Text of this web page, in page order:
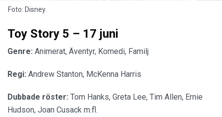
Foto: Disney.
Toy Story 5 – 17 juni
Genre: Animerat, Äventyr, Komedi, Familj
Regi: Andrew Stanton, McKenna Harris
Dubbade röster: Tom Hanks, Greta Lee, Tim Allen, Ernie
Hudson, Joan Cusack m.fl.